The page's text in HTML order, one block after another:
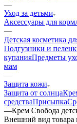
—
Уход за детьми
Аксессуары для
—
Детская косметика
Подгузники и
купанияПредметы
мам
—
Защита кожи
Защита от солнца
средстваПрисыпка
—Крем Свобода
Bнешний вид товара